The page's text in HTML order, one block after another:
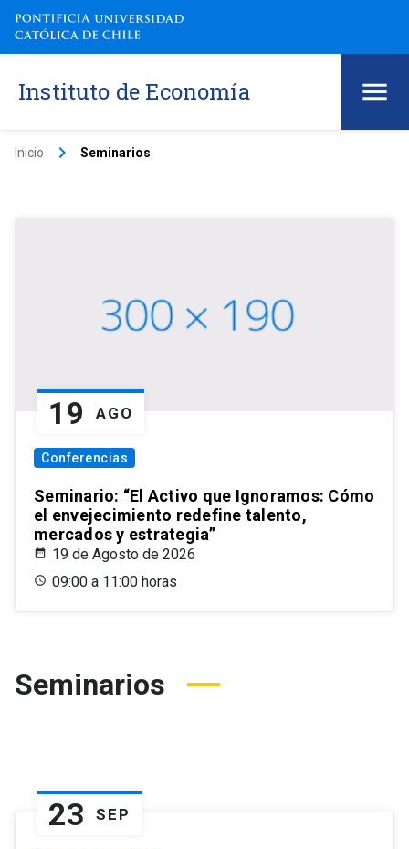
Instituto de Economía
Inicio keyboard_arrow_right Seminarios
19 AGO
Conferencias
Seminario: “El Activo que Ignoramos: Cómo
el envejecimiento redefine talento,
mercados y estrategia”
19 de Agosto de 2026
09:00 a 11:00 horas
Seminarios
23 SEP